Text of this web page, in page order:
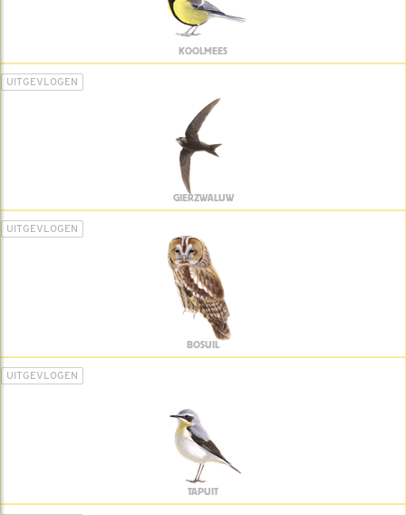
KOOLMEES
UITGEVLOGEN
GIERZWALUW
UITGEVLOGEN
BOSUIL
UITGEVLOGEN
TAPUIT